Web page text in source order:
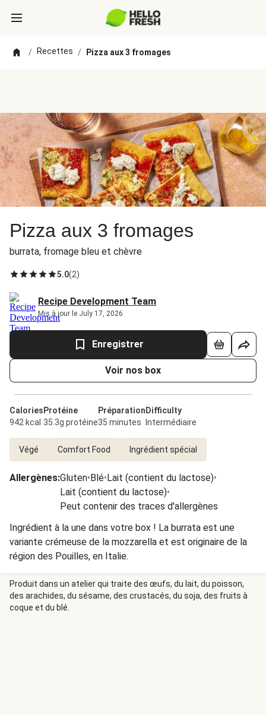
/ Recettes / Pizza aux 3 fromages
Pizza aux 3 fromages
burrata, fromage bleu et chèvre
5.0(2)
Recipe Development Team
Mis à jour le July 17, 2026
Enregistrer
Voir nos box
Calories
942 kcal
Protéine
35.3g protéine
Préparation
35 minutes
Difficulty
Intermédiaire
Végé Comfort Food Ingrédient spécial
Allergènes:Gluten•Blé•Lait (contient du lactose)•
Lait (contient du lactose)•
Peut contenir des traces d'allergènes
Ingrédient à la une dans votre box ! La burrata est une
variante crémeuse de la mozzarella et est originaire de la
région des Pouilles, en Italie.
Produit dans un atelier qui traite des œufs, du lait, du poisson,
des arachides, du sésame, des crustacés, du soja, des fruits à
coque et du blé.